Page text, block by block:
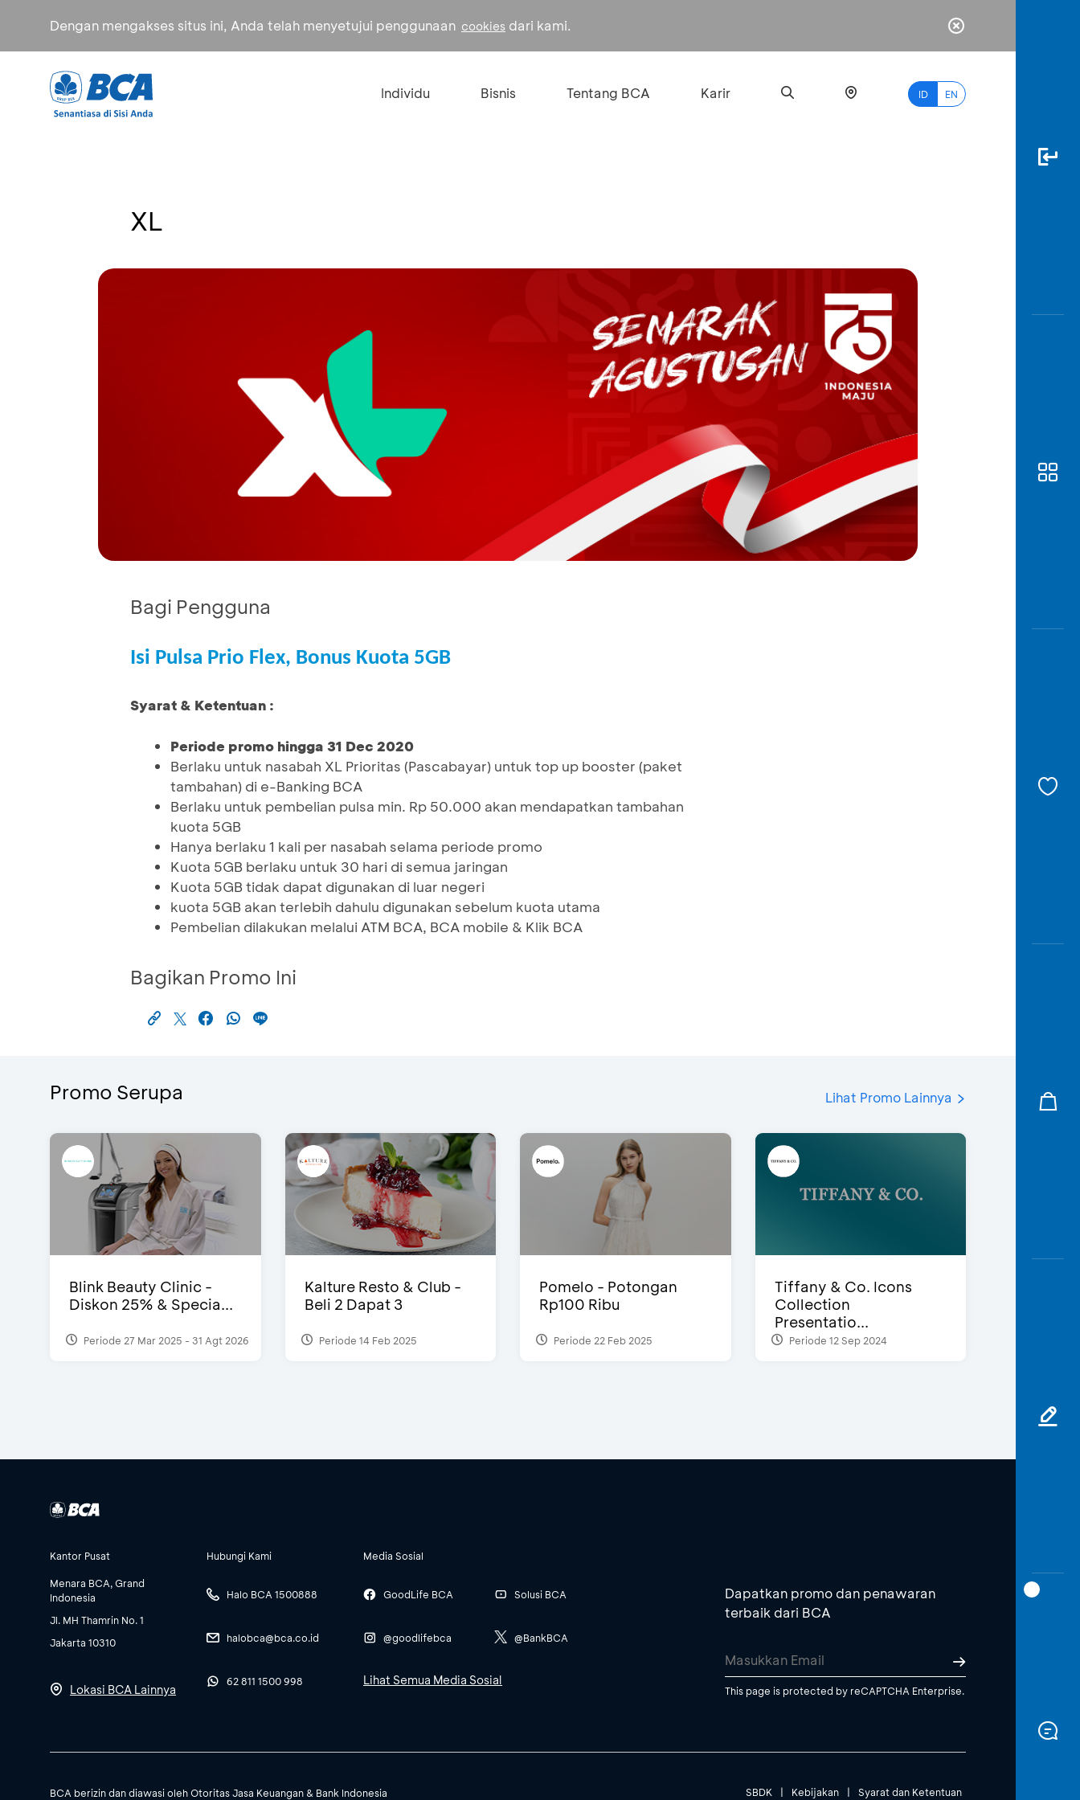
Dengan mengakses situs ini, Anda telah menyetujui penggunaan cookies dari kami.
Individu Bisnis Tentang BCA Karir ID EN
XL
Bagi Pengguna
Isi Pulsa Prio Flex, Bonus Kuota 5GB
Syarat & Ketentuan :
Periode promo hingga 31 Dec 2020
Berlaku untuk nasabah XL Prioritas (Pascabayar) untuk top up booster (paket
tambahan) di e-Banking BCA
Berlaku untuk pembelian pulsa min. Rp 50.000 akan mendapatkan tambahan
kuota 5GB
Hanya berlaku 1 kali per nasabah selama periode promo
Kuota 5GB berlaku untuk 30 hari di semua jaringan
Kuota 5GB tidak dapat digunakan di luar negeri
kuota 5GB akan terlebih dahulu digunakan sebelum kuota utama
Pembelian dilakukan melalui ATM BCA, BCA mobile & Klik BCA
Bagikan Promo Ini
Promo Serupa Lihat Promo Lainnya
Blink Beauty Clinic -
Diskon 25% & Specia...
Periode 27 Mar 2025 - 31 Agt 2026
Kalture Resto & Club -
Beli 2 Dapat 3
Periode 14 Feb 2025
Pomelo - Potongan
Rp100 Ribu
Periode 22 Feb 2025
Tiffany & Co. Icons
Collection
Presentatio...
Periode 12 Sep 2024
Kantor Pusat
Menara BCA, Grand
Indonesia
Jl. MH Thamrin No. 1
Jakarta 10310
Lokasi BCA Lainnya
Hubungi Kami
Halo BCA 1500888
halobca@bca.co.id
62 811 1500 998
Media Sosial
GoodLife BCA
@goodlifebca
Solusi BCA
@BankBCA
Lihat Semua Media Sosial
Dapatkan promo dan penawaran
terbaik dari BCA
This page is protected by reCAPTCHA Enterprise.
SBDK | Kebijakan | Syarat dan Ketentuan
BCA berizin dan diawasi oleh Otoritas Jasa Keuangan & Bank Indonesia